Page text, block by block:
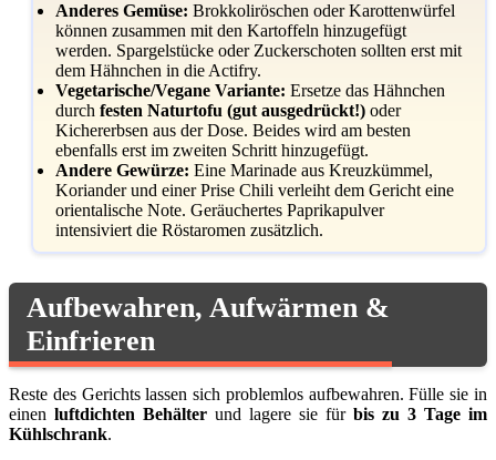
Anderes Gemüse: Brokkoliröschen oder Karottenwürfel
können zusammen mit den Kartoffeln hinzugefügt
werden. Spargelstücke oder Zuckerschoten sollten erst mit
dem Hähnchen in die Actifry.
Vegetarische/Vegane Variante: Ersetze das Hähnchen
durch festen Naturtofu (gut ausgedrückt!) oder
Kichererbsen aus der Dose. Beides wird am besten
ebenfalls erst im zweiten Schritt hinzugefügt.
Andere Gewürze: Eine Marinade aus Kreuzkümmel,
Koriander und einer Prise Chili verleiht dem Gericht eine
orientalische Note. Geräuchertes Paprikapulver
intensiviert die Röstaromen zusätzlich.
Aufbewahren, Aufwärmen &
Einfrieren
Reste des Gerichts lassen sich problemlos aufbewahren. Fülle sie in
einen luftdichten Behälter und lagere sie für bis zu 3 Tage im
Kühlschrank.